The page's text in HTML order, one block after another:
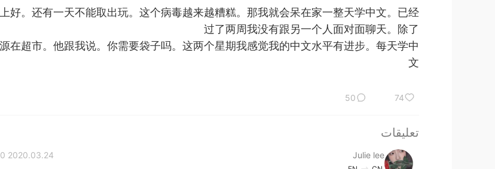
好。还有一天不能取出玩。这个病毒越来越糟糕。那我就会呆在家一整天学中文。已经
过了两周我没有跟另一个人面对面聊天。除了
在超市。他跟我说。你需要袋子吗。这两个星期我感觉我的中文水平有进步。每天学中
文
74
50
تعليقات
Julie lee
2020.03.24 04:10